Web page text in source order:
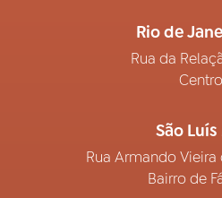
Rio de
Rua da
Centro
São Luís
Rua Armando Vieira
Bairro de